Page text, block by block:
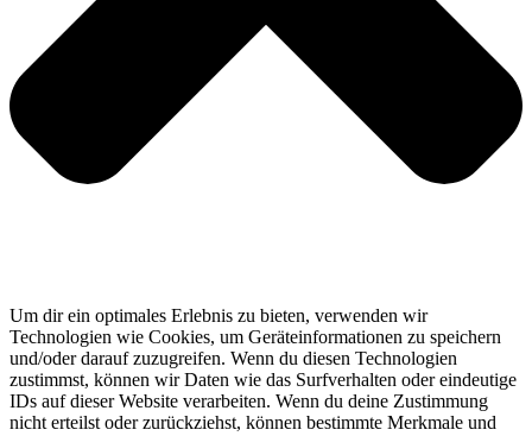
Um dir ein optimales Erlebnis zu bieten, verwenden wir
Technologien wie Cookies, um Geräteinformationen zu speichern
und/oder darauf zuzugreifen. Wenn du diesen Technologien
zustimmst, können wir Daten wie das Surfverhalten oder eindeutige
IDs auf dieser Website verarbeiten. Wenn du deine Zustimmung
nicht erteilst oder zurückziehst, können bestimmte Merkmale und